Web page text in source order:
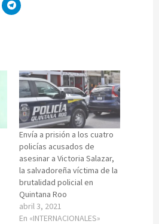
Envía a prisión a los cuatro
policías acusados de
asesinar a Victoria Salazar,
la salvadoreña víctima de la
brutalidad policial en
Quintana Roo
abril 3, 2021
En «INTERNACIONALES»